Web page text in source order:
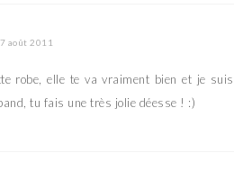
août 2011
robe, elle te va vraiment bien et je suis
tu fais une très jolie déesse ! :)